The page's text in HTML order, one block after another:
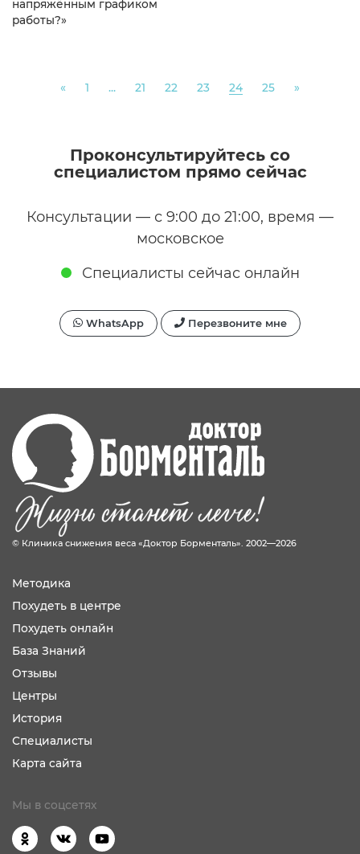
напряжённым графиком
работы?»
«Previous
1 ... 21 22 23 24 25 »
Проконсультируйтесь со
специалистом прямо сейчас
Консультации — с 9:00 до 21:00, время —
московское
Специалисты сейчас онлайн
WhatsApp Перезвоните мне
© Клиника снижения веса «Доктор Борменталь». 2002—2026
Методика
Похудеть в центре
Похудеть онлайн
База Знаний
Отзывы
Центры
История
Специалисты
Карта сайта
Мы в соцсетях